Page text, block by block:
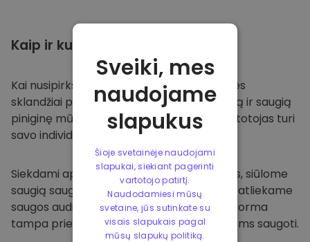
Kaip ir kur
Kai nusipirksite Kriptomat platformoje
, mes
sklandžiai pervesime valiutą į jūsų specialią ir saugią
piniginę mūsų platformoje. Kiekvienas vartotojas turi
savo individualią piniginę.
Siekdami apsaugoti savo klientus ir jų lėšas, siūlome
saugią saugyklą neprisijungus ir reguliariai atliekame
saugos auditus. Dėl šio požiūrio mūsų platforma
tampa prieglobsčiu ir kitoms kriptovaliutoms saugoti.
Sveiki, mes
naudojame
slapukus
Šioje svetainėje naudojami
slapukai, siekiant pagerinti
vartotojo patirtį.
Naudodamiesi mūsų
svetaine, jūs sutinkate su
visais slapukais pagal
mūsų slapukų politiką.